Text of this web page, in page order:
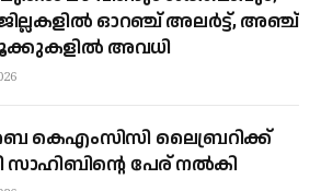
ഓറഞ്ച് അലര്‍ട്ട്, അഞ്ച്
അവധി
കെഎംസിസി ലൈബ്രറിക്ക്
സാഹിബിന്റെ പേര് നല്‍കി